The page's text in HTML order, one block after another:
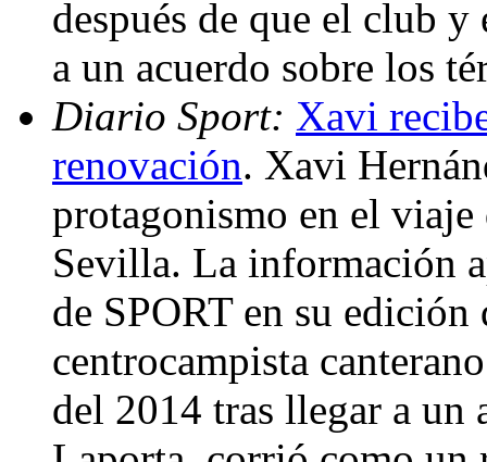
después de que el club
a un acuerdo sobre los
Diario Sport: Xavi
renovación. Xavi
protagonismo en el
Sevilla. La información
de SPORT en su
centrocampista
del 2014 tras llegar a un